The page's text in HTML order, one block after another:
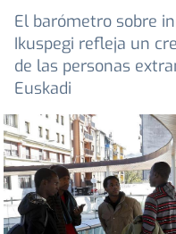
El barómetro sobre
Ikuspegi refleja un
de las personas
Euskadi